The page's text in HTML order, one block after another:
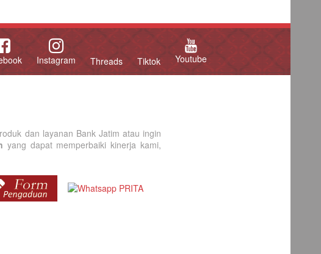
Instagram Threads Tiktok Youtube
dan layanan Bank Jatim atau ingin
yang dapat memperbaiki kinerja kami,